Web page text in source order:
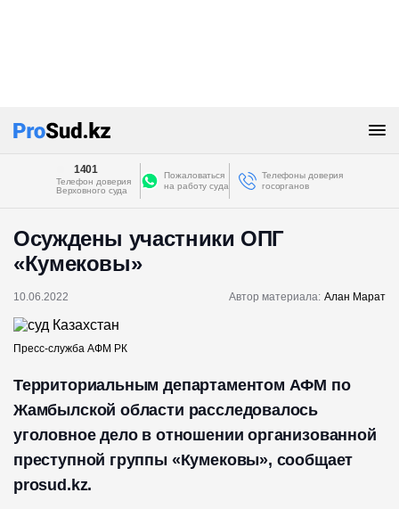
1401
Телефон доверия
Верховного суда
Пожаловаться
на работу суда
Телефоны доверия
госорганов
Осуждены участники ОПГ
«Кумековы»
10.06.2022 Автор материала: Алан Марат
Пресс-служба АФМ РК
Территориальным департаментом АФМ по
Жамбылской области расследовалось
уголовное дело в отношении организованной
преступной группы «Кумековы», сообщает
prosud.kz.